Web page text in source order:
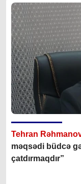
Tehran
məqsədi büdcə
çatdırmaqdır”